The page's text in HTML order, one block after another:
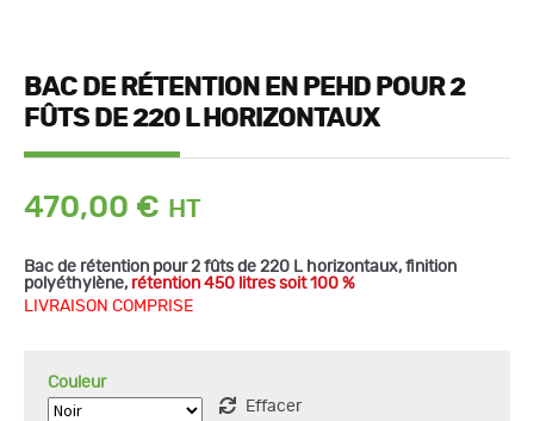
BAC DE RÉTENTION EN PEHD POUR 2
FÛTS DE 220 L HORIZONTAUX
470,00 €
Bac de rétention pour 2 fûts de 220 L horizontaux, finition
polyéthylène, rétention 450 litres soit 100 %
LIVRAISON COMPRISE
Couleur
Effacer
de
Bac
fûts